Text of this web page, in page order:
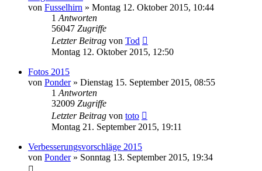
von Fusselhirn » Montag 12. Oktober 2015, 10:44
1 Antworten
56047 Zugriffe
Letzter Beitrag von Tod
Montag 12. Oktober 2015, 12:50
Fotos 2015
von Ponder» Dienstag 15. September 2015, 08:55
1 Antworten
32009 Zugriffe
Letzter Beitrag von toto
Montag 21. September 2015, 19:11
Verbesserungsvorschläge 2015
von Ponder» Sonntag 13. September 2015, 19:34